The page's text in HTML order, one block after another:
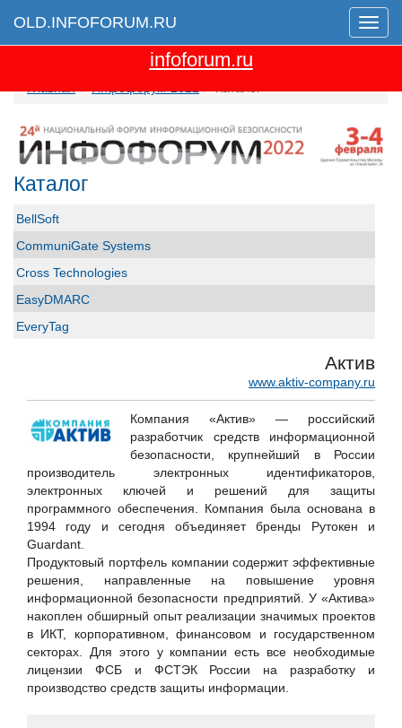
Меню
OLD.INFOFORUM.RU
Перейти на новую версию сайта
infoforum.ru
Каталог
BellSoft
CommuniGate Systems
Cross Technologies
EasyDMARC
EveryTag
Huawei
ICT-Online.ru «Инфокоммуникации онлайн»
LURE IT / ООО «Люр АйТи»
Positive Technologies
RSpectr
RuSIEM
SETERE Ltd. / ООО "ТБИ"
Skybox Security
Softline
SoftMall
Актив
www.aktiv-company.ru
Компания «Актив» — российский
разработчик средств информационной
безопасности, крупнейший в России
производитель электронных идентификаторов,
электронных ключей и решений для защиты
программного обеспечения. Компания была основана в
1994 году и сегодня объединяет бренды Рутокен и
Guardant.
Продуктовый портфель компании содержит эффективные
решения, направленные на повышение уровня
информационной безопасности предприятий. У «Актива»
накоплен обширный опыт реализации значимых проектов
в ИКТ, корпоративном, финансовом и государственном
секторах. Для этого у компании есть все необходимые
лицензии ФСБ и ФСТЭК России на разработку и
производство средств защиты информации.